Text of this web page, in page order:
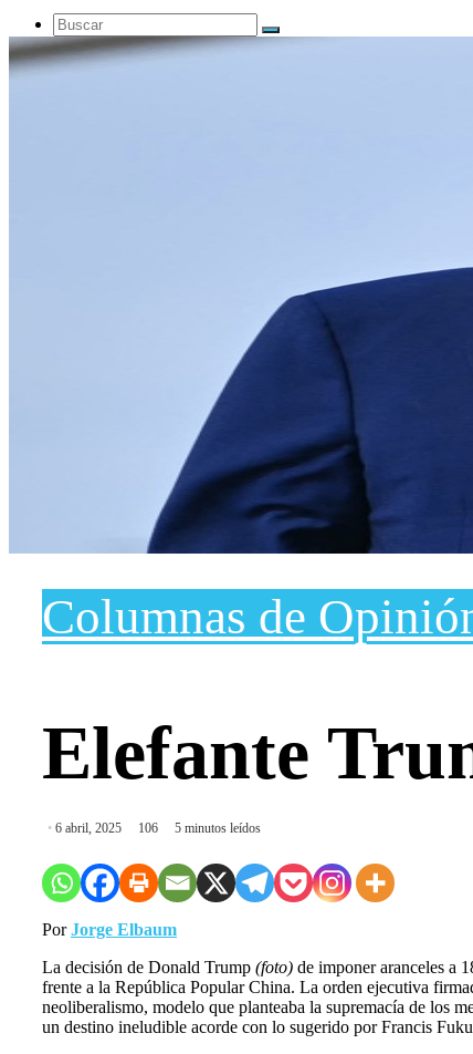
Buscar
Columnas de
Elefante
6 abril, 2025 106 5 minutos leídos
PorJorge Elbaum
La decisión de Donald Trump (foto) de imponer aranceles a
frente a la República Popular China. La orden ejecutiva
neoliberalismo, modelo que planteaba la supremacía de los
un destino ineludible acorde con lo sugerido por Francis